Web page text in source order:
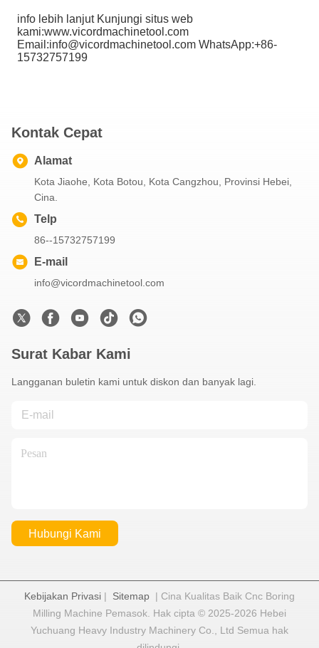
info lebih lanjut Kunjungi situs web
kami:www.vicordmachinetool.com
Email:info@vicordmachinetool.com WhatsApp:+86-
15732757199
Kontak Cepat
Alamat
Kota Jiaohe, Kota Botou, Kota Cangzhou, Provinsi Hebei,
Cina.
Telp
86--15732757199
E-mail
info@vicordmachinetool.com
Surat Kabar Kami
Langganan buletin kami untuk diskon dan banyak lagi.
Hubungi Kami
Kebijakan Privasi | Sitemap | Cina Kualitas Baik Cnc Boring
Milling Machine Pemasok. Hak cipta © 2025-2026 Hebei
Yuchuang Heavy Industry Machinery Co., Ltd Semua hak